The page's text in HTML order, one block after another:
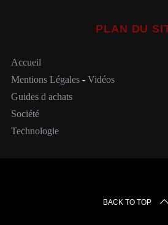
PLAN DU
Accueil
Mentions Légales- Vidéos
Guides d achats
Société
Technologie
BACK TO TOP